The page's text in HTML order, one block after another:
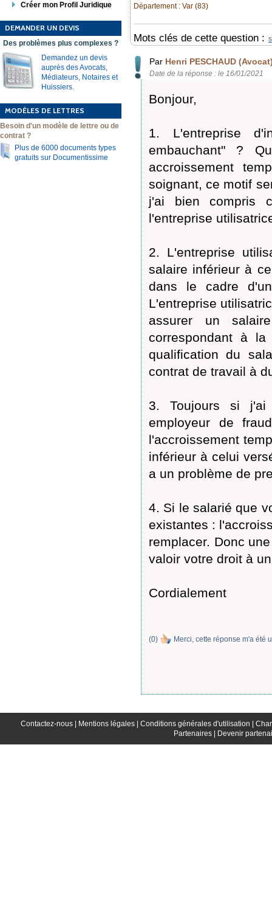
Créer mon Profil Juridique
DEMANDER UN DEVIS
Des problèmes plus complexes ?
Demandez un devis
auprès des Avocats,
Médiateurs, Notaires et
Huissiers.
MODÈLES DE LETTRES
Besoin d'un modèle de lettre ou de
contrat ?
Plus de 6000 documents types
gratuits sur Documentissime
Département : Var (83)
Mots clés de cette question :
Par Henri PESCHAUD
Date de la réponse : le 16/01/2021
Bonjour,
1. L'entreprise
embauchant" ?
accroissement
soignant, ce motif
j'ai bien compris
l'entreprise
2. L'entreprise
salaire inférieur à
dans le cadre
L'entreprise
assurer un
correspondant à
qualification du
contrat de travail à
3. Toujours si j'ai
employeur de
l'accroissement
inférieur à celui
a un problème de
4. Si le salarié que
existantes :
remplacer. Donc
valoir votre droit à
Cordialement
(0) Merci, cette réponse m'a été
Contactez-nous | Mentions légales | Conditions générales d'utilisation |
Partenaires |
Devenir